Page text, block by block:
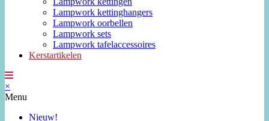
Lampwork kettinghangers
Lampwork oorbellen
Lampwork sets
Lampwork tafelaccessoires
Kerstartikelen
×
Menu
Nieuw!